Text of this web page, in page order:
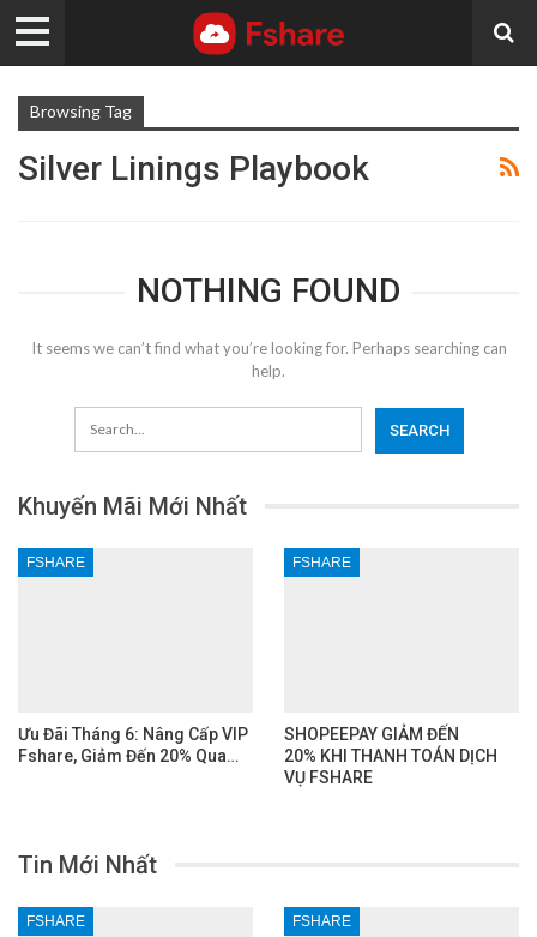
Browsing Tag
Silver Linings Playbook
NOTHING FOUND
It seems we can’t find what you’re looking for. Perhaps searching can
help.
Khuyến Mãi Mới Nhất
FSHARE
Ưu Đãi Tháng 6: Nâng Cấp VIP
Fshare, Giảm Đến 20% Qua…
FSHARE
SHOPEEPAY GIẢM ĐẾN
20% KHI THANH TOÁN DỊCH
VỤ FSHARE
Tin Mới Nhất
FSHARE FSHARE